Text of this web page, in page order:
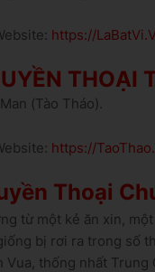
https://
THOẠI
(Tào Tháo).
https://
Thoại
từ một kẻ ăn xin,
bị rơi ra trong số
thống nhất